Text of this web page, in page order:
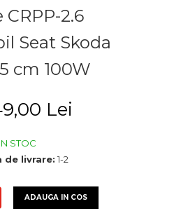
CRPP-2.6
Seat Skoda
cm 100W
Lei
IN STOC
de livrare: 1-2
ADAUGA IN COS